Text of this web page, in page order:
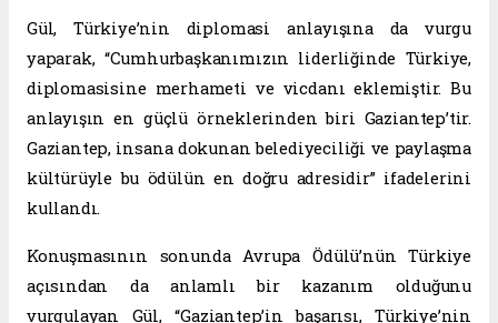
Gül, Türkiye’nin diplomasi anlayışına da vurgu
yaparak, “Cumhurbaşkanımızın liderliğinde Türkiye,
diplomasisine merhameti ve vicdanı eklemiştir. Bu
anlayışın en güçlü örneklerinden biri Gaziantep’tir.
Gaziantep, insana dokunan belediyeciliği ve paylaşma
kültürüyle bu ödülün en doğru adresidir” ifadelerini
kullandı.
Konuşmasının sonunda Avrupa Ödülü’nün Türkiye
açısından da anlamlı bir kazanım olduğunu
vurgulayan Gül, “Gaziantep’in başarısı, Türkiye’nin